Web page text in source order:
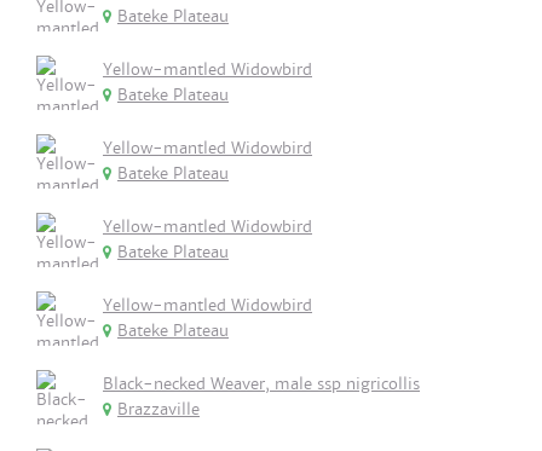
Bateke Plateau
Yellow-mantled Widowbird
Bateke Plateau
Yellow-mantled Widowbird
Bateke Plateau
Yellow-mantled Widowbird
Bateke Plateau
Yellow-mantled Widowbird
Bateke Plateau
Black-necked Weaver, male ssp nigricollis
Brazzaville